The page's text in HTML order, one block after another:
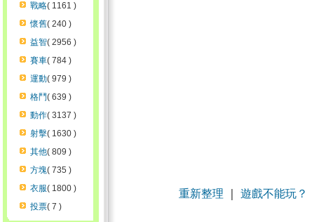
戰略( 1161 )
懷舊( 240 )
益智( 2956 )
賽車( 784 )
運動( 979 )
格鬥( 639 )
動作( 3137 )
射擊( 1630 )
其他( 809 )
方塊( 735 )
衣服( 1800 )
投票( 7 )
重新整理 遊戲不能玩？